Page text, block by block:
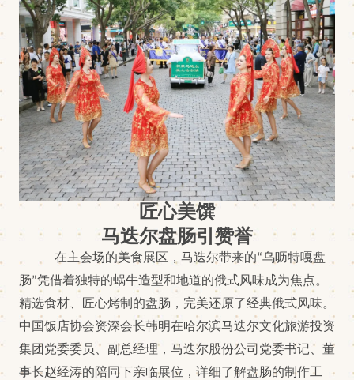
匠心美馔
马迭尔盘肠引赞誉
在主会场的美食展区，马迭尔带来的“乌呖特嘎盘
肠”凭借着独特的蜗牛造型和地道的俄式风味成为焦点。
精选食材、匠心烤制的盘肠，完美还原了经典俄式风味。
中国饭店协会资深会长韩明在哈尔滨马迭尔文化旅游投资
集团党委委员、副总经理，马迭尔股份公司党委书记、董
事长赵经涛的陪同下亲临展位，详细了解盘肠的制作工